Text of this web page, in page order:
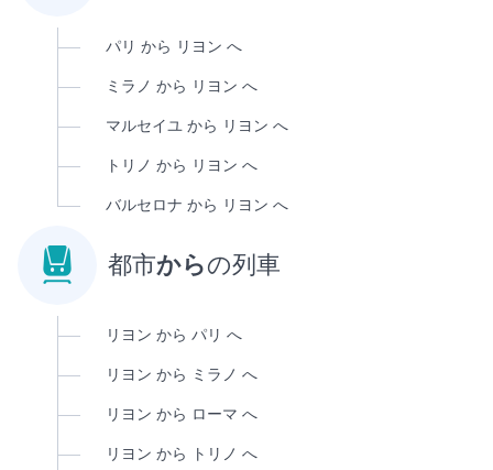
パリ から リヨン へ
ミラノ から リヨン へ
マルセイユ から リヨン へ
トリノ から リヨン へ
バルセロナ から リヨン へ
 都市からの列車
リヨン から パリ へ
リヨン から ミラノ へ
リヨン から ローマ へ
リヨン から トリノ へ